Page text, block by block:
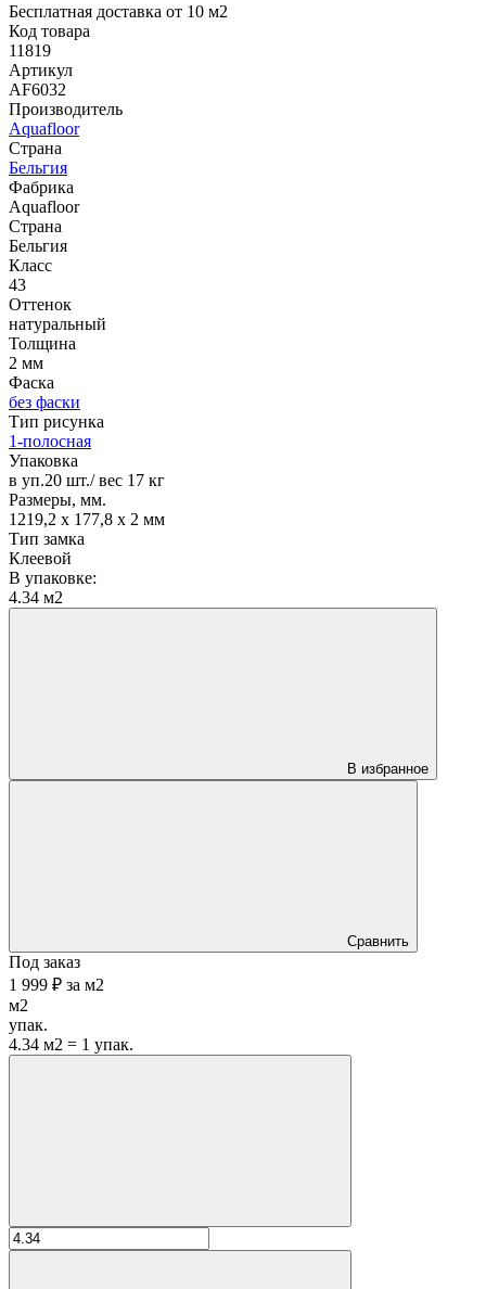
Бесплатная доставка от 10 м2
Код товара
11819
Артикул
AF6032
Производитель
Aquafloor
Страна
Бельгия
Фабрика
Aquafloor
Страна
Бельгия
Класс
43
Оттенок
натуральный
Толщина
2 мм
Фаска
без фаски
Тип рисунка
1-полосная
Упаковка
в уп.20 шт./ вес 17 кг
Размеры, мм.
1219,2 х 177,8 х 2 мм
Тип замка
Клеевой
В упаковке:
4.34 м2
В избранное
Сравнить
Под заказ
1 999 ₽ за м2
м2
упак.
4.34 м2 = 1 упак.